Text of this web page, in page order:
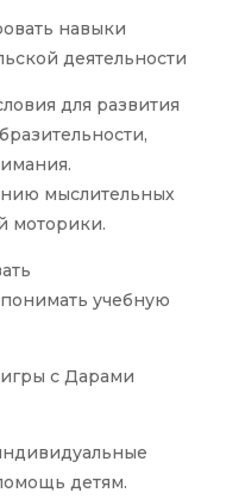
навыки
деятельности
для развития
мыслительных
моторики.
учебную
игры с Дарами
детям.